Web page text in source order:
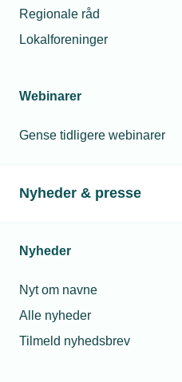
Regionale råd
Lokalforeninger
Webinarer
Gense tidligere webinarer
Nyheder & presse
Nyheder
Nyt om navne
Alle nyheder
Tilmeld nyhedsbrev